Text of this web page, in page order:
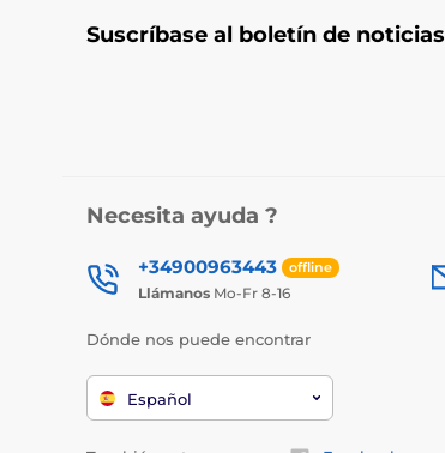
Suscríbase al boletín de noticias
Necesita ayuda ?
+34900963443 offline
Llámanos Mo-Fr 8-16
Dónde nos puede encontrar
Español